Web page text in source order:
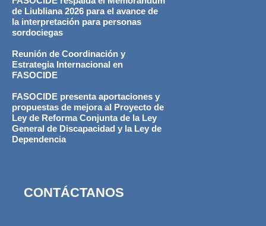
de Liubliana 2026 para el avance de
la interpretación para personas
sordociegas
Reunión de Coordinación y
Estrategia Internacional en
FASOCIDE
FASOCIDE presenta aportaciones y
propuestas de mejora al Proyecto de
Ley de Reforma Conjunta de la Ley
General de Discapacidad y la Ley de
Dependencia
CONTÁCTANOS